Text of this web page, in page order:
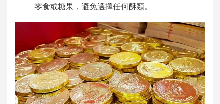
零食或糖果，避免選擇任何酥類。